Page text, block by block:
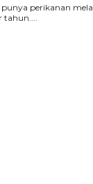
perikanan
tahun....